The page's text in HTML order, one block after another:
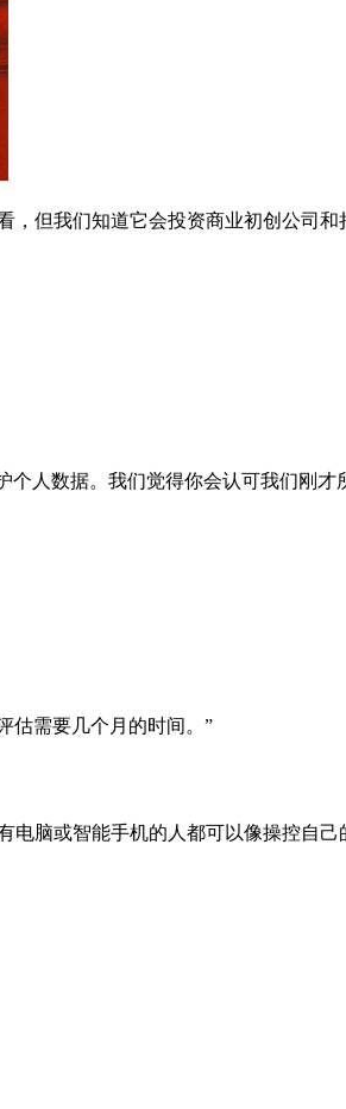
但我们知道它会投资商业初创公司和
人数据。我们觉得你会认可我们刚才
估需要几个月的时间。”
电脑或智能手机的人都可以像操控自己